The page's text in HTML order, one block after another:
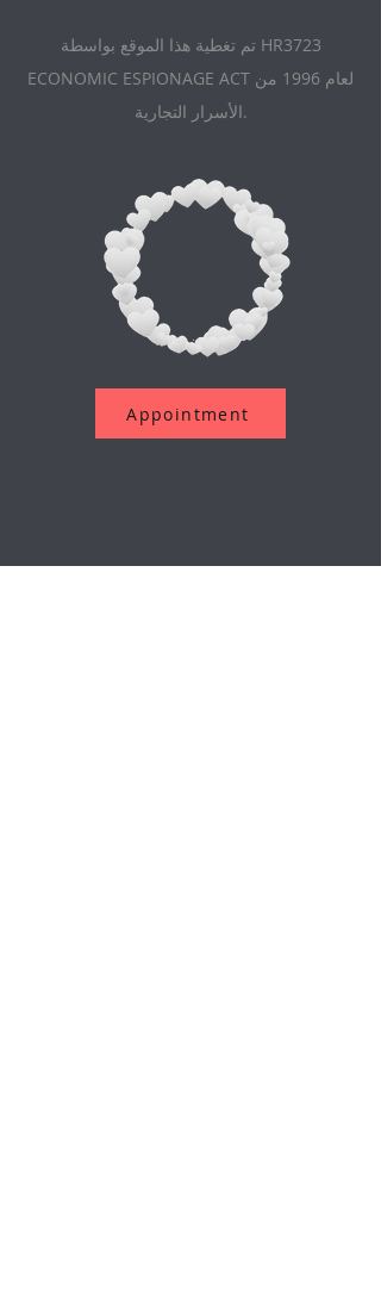
تم تغطية هذا الموقع بواسطة HR3723
ECONOMIC ESPIONAGE ACT لعام 1996 من
الأسرار التجارية.
Appointment